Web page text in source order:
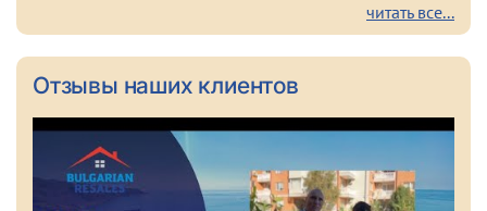
читать все...
Отзывы наших клиентов